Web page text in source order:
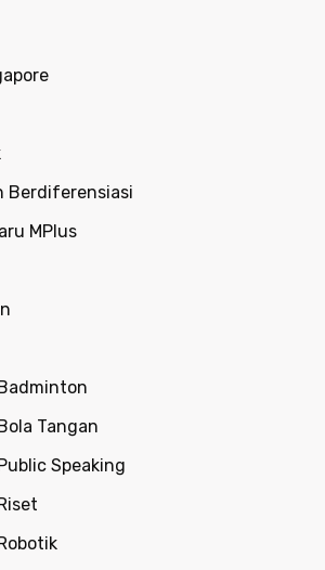
Berdiferensiasi
MPlus
Tangan
Speaking